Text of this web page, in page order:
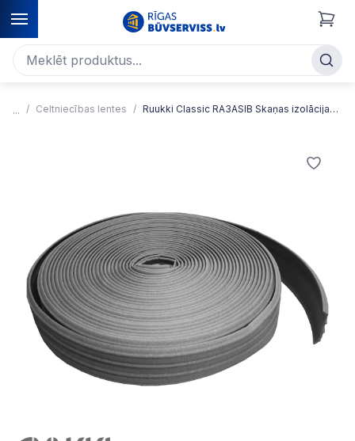
Celtniecības lentes Ruukki Classic RA3ASIB Skaņas izolācijas lenta